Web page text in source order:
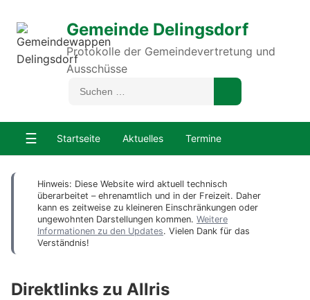
Gemeinde Delingsdorf
Protokolle der Gemeindevertretung und
Ausschüsse
☰ Startseite Aktuelles Termine
Hinweis: Diese Website wird aktuell technisch
überarbeitet – ehrenamtlich und in der Freizeit. Daher
kann es zeitweise zu kleineren Einschränkungen oder
ungewohnten Darstellungen kommen. Weitere
Informationen zu den Updates. Vielen Dank für das
Verständnis!
Direktlinks zu Allris